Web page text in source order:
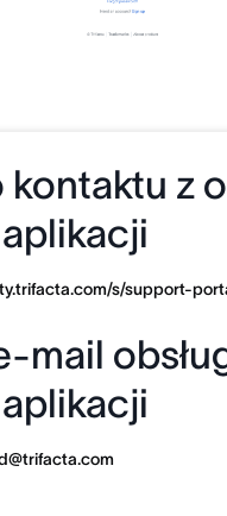
kontaktu z
s/support-
mail